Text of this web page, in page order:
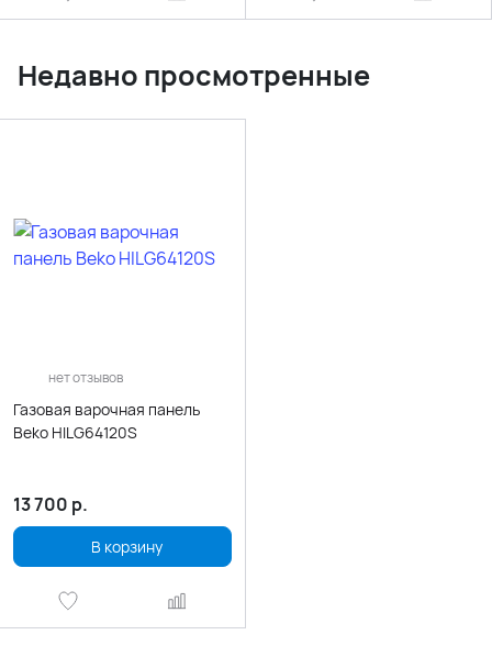
Недавно просмотренные
нет отзывов
Газовая варочная панель
Beko HILG64120S
13 700 р.
В корзину